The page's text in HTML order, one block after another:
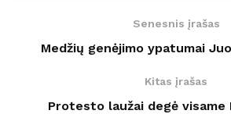
Senesnis įrašas
Medžių genėjimo ypatumai
Kitas įrašas
Protesto laužai degė visame